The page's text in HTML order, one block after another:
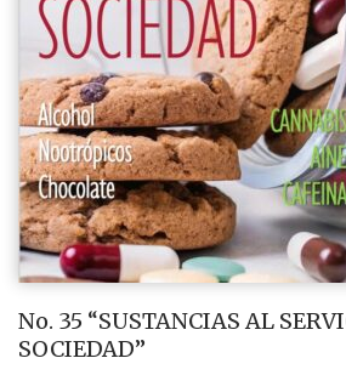
No. 35 “SUSTANCIAS AL
SOCIEDAD”